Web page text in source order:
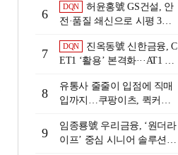
6
DQN
허윤홍號 GS건설, 안
전·품질 쇄신으로 시평 3위
7
DQN
진옥동號 신한금융, C
ET1 ‘활용’ 본격화···AT1 늘
view]
8
유통사 줄줄이 입점에 직매
입까지…쿠팡이츠, 퀵커머
9
임종룡號 우리금융, ‘원더라
이프’ 중심 시니어 솔루션